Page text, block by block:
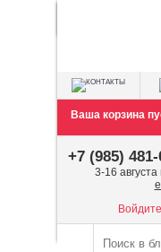
Ваша корзина
+7 (985)
3-16
Войдите